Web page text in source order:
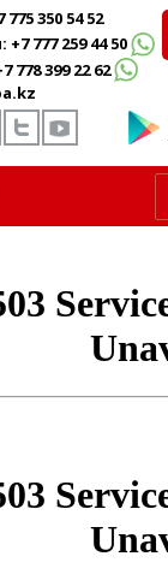
775 350 54 52
777 259 44 50
778 399 22 62